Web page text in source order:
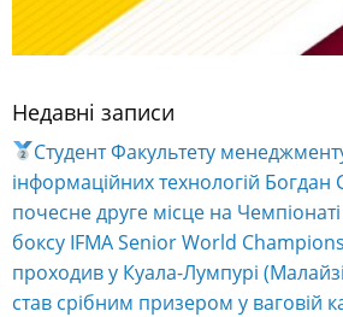
Недавні записи
Студент Факультету
інформаційних технологій
почесне друге місце на Чемпіонаті
боксу IFMA Senior World
проходив у Куала-Лумпурі
став срібним призером у ваговій